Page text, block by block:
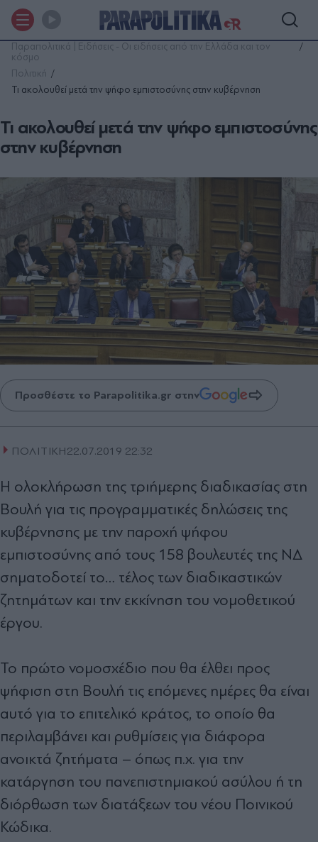
Παραπολιτικά | Ειδήσεις - Οι ειδήσεις από την Ελλάδα και τον
κόσμο
Πολιτική
Τι ακολουθεί μετά την ψήφο εμπιστοσύνης στην κυβέρνηση
Τι ακολουθεί μετά την ψήφο εμπιστοσύνης
στην κυβέρνηση
Προσθέστε το Parapolitika.gr στην
ΠΟΛΙΤΙΚΗ22.07.2019 22:32
Η ολοκλήρωση της τριήμερης διαδικασίας στη
Βουλή για τις προγραμματικές δηλώσεις της
κυβέρνησης με την παροχή ψήφου
εμπιστοσύνης από τους 158 βουλευτές της ΝΔ
σηματοδοτεί το… τέλος των διαδικαστικών
ζητημάτων και την εκκίνηση του νομοθετικού
έργου.
Το πρώτο νομοσχέδιο που θα έλθει προς
ψήφιση στη Βουλή τις επόμενες ημέρες θα είναι
αυτό για το επιτελικό κράτος, το οποίο θα
περιλαμβάνει και ρυθμίσεις για διάφορα
ανοικτά ζητήματα – όπως π.χ. για την
κατάργηση του πανεπιστημιακού ασύλου ή τη
διόρθωση των διατάξεων του νέου Ποινικού
Κώδικα.